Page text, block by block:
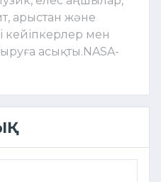
арыстан және
кейіпкерлер мен
асықты.NASA-